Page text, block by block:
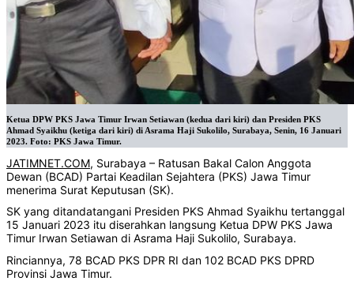
Ketua DPW PKS Jawa Timur Irwan Setiawan (kedua dari kiri) dan Presiden PKS
Ahmad Syaikhu (ketiga dari kiri) di Asrama Haji Sukolilo, Surabaya, Senin, 16 Januari
2023. Foto: PKS Jawa Timur.
JATIMNET.COM, Surabaya – Ratusan Bakal Calon Anggota
Dewan (BCAD) Partai Keadilan Sejahtera (PKS) Jawa Timur
menerima Surat Keputusan (SK).
SK yang ditandatangani Presiden PKS Ahmad Syaikhu tertanggal
15 Januari 2023 itu diserahkan langsung Ketua DPW PKS Jawa
Timur Irwan Setiawan di Asrama Haji Sukolilo, Surabaya.
Rinciannya, 78 BCAD PKS DPR RI dan 102 BCAD PKS DPRD
Provinsi Jawa Timur.